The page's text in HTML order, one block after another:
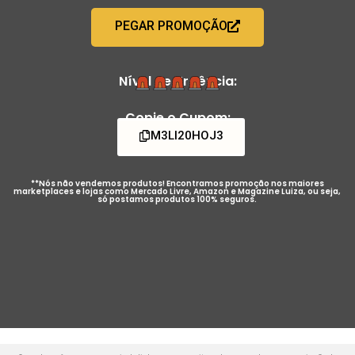
PEGAR PROMOÇÃO
Nível de Urgência:
Copie o Cupom:
M3LI20HOJ3
**Nós não vendemos produtos! Encontramos promoção nos maiores
marketplaces e lojas como Mercado Livre, Amazon e Magazine Luiza, ou seja,
só postamos produtos 100% seguros.